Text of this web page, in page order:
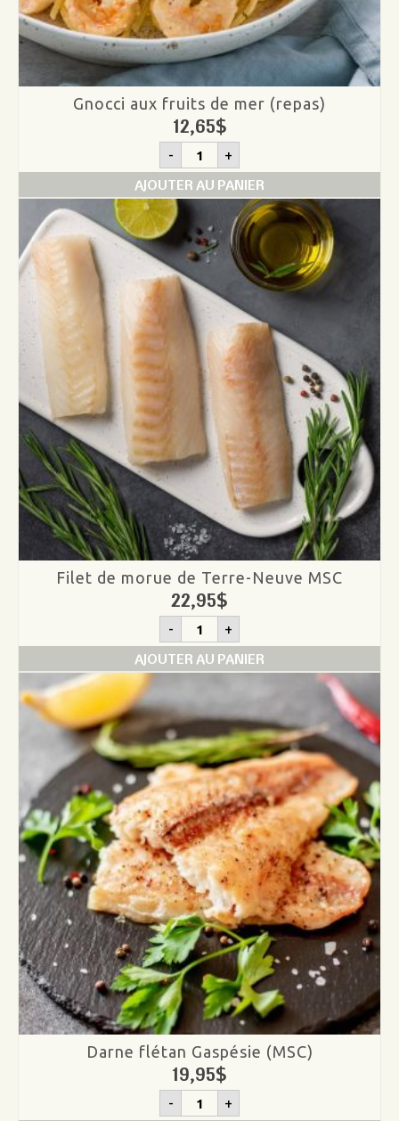
Gnocci aux fruits de mer (repas)
12,65$
- quantité
de
Gnocci
aux
fruits
de
mer
(repas)
+
AJOUTER AU PANIER
Filet de morue de Terre-Neuve MSC
22,95$
- quantité
de
Filet
de
Terre-
Neuve
MSC
+
AJOUTER AU PANIER
Darne flétan Gaspésie (MSC)
19,95$
- quantité
de
+